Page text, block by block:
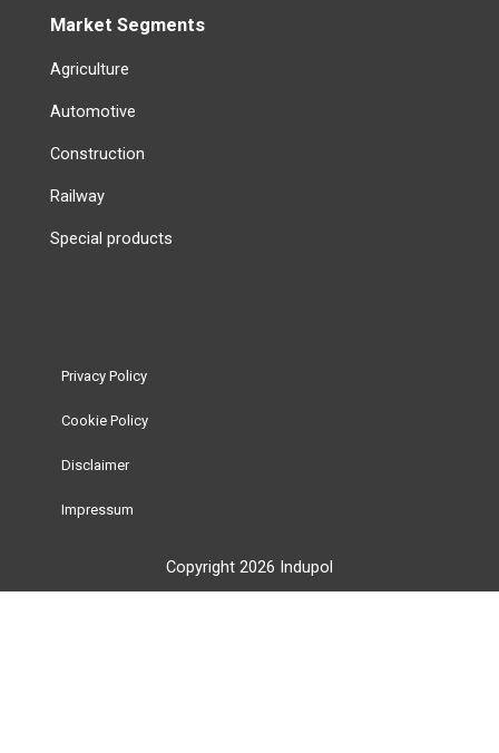
Market Segments
Agriculture
Automotive
Construction
Railway
Special products
Privacy Policy
Cookie Policy
Disclaimer
Impressum
Copyright 2026 Indupol